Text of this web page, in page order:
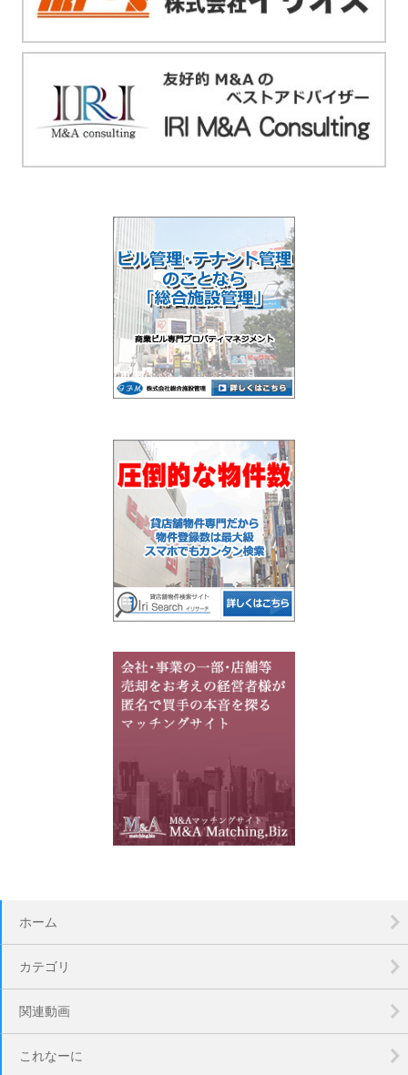
ホーム
カテゴリ
関連動画
これなーに